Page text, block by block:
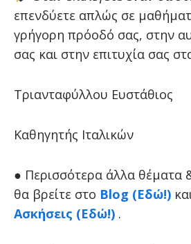
επενδύετε απλώς σε
γρήγορη πρόοδό σας, στην
σας και στην επιτυχία σας
Τριανταφύλλου Ευστάθιος
Καθηγητής Ιταλικών
● Περισσότερα άλλα θέματα
θα βρείτε στο Blog (Εδώ!)
Ασκήσεις (Εδώ!).